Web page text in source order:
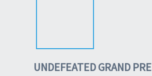
UNDEFEATED GRAND